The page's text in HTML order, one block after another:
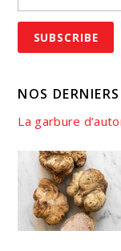
NOS
La garbure